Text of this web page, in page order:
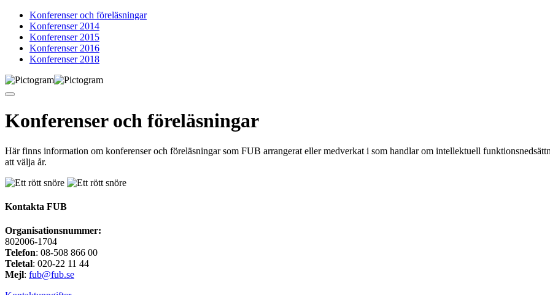
Konferenser och föreläsningar
Konferenser 2014
Konferenser 2015
Konferenser 2016
Konferenser 2018
Konferenser och föreläsningar
Här finns information om konferenser och föreläsningar som FUB arrangerat eller medverkat i som handlar om intellektuell
att välja år.
Kontakta FUB
Organisationsnummer:
802006-1704
Telefon: 08-508 866 00
Teletal: 020-22 11 44
Mejl: fub@fub.se